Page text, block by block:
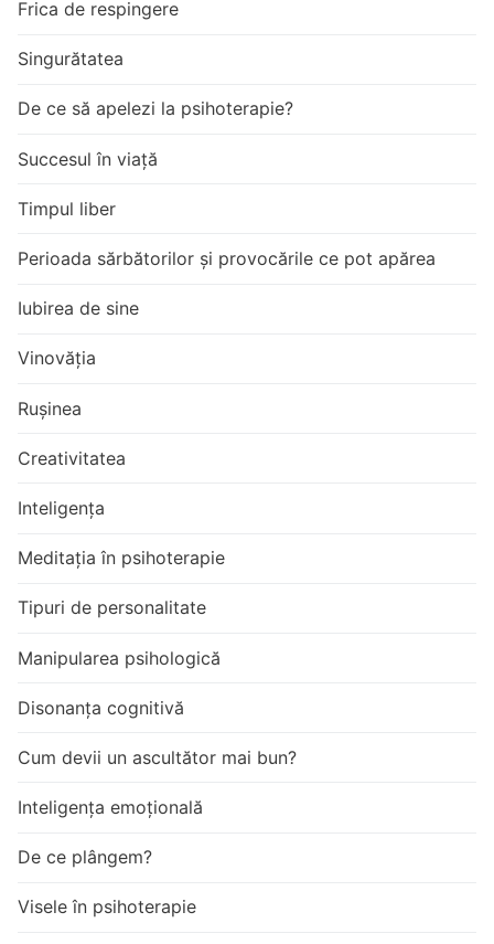
Frica de respingere
Singurătatea
De ce să apelezi la psihoterapie?
Succesul în viață
Timpul liber
Perioada sărbătorilor și provocările ce pot apărea
Iubirea de sine
Vinovăția
Rușinea
Creativitatea
Inteligența
Meditația în psihoterapie
Tipuri de personalitate
Manipularea psihologică
Disonanța cognitivă
Cum devii un ascultător mai bun?
Inteligența emoțională
De ce plângem?
Visele în psihoterapie